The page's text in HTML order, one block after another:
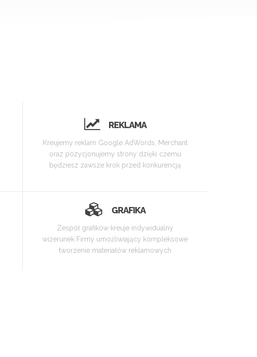
REKLAMA
Kreujemy reklam Google AdWords, Merchant
oraz pozycjonujemy strony dzięki czemu
będziesz zawsze krok przed konkurencją
GRAFIKA
Zespół grafików kreuje indywidualny
wizerunek Firmy umożliwiający kompleksowe
tworzenie materiałów reklamowych